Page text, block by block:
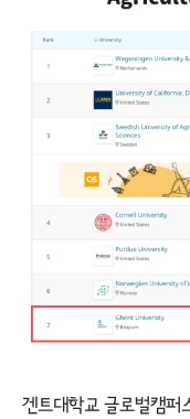
겐트대학교 글로벌캠퍼